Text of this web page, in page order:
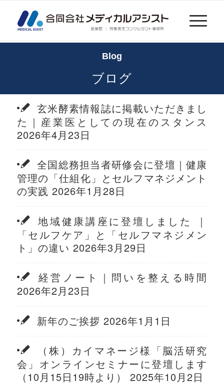
Blog
ブログ
玄米酵素情報誌に掲載いただきまし
た｜産業医としての現在のスタンス
2026年4月23日
全国総務担当者研修会に登壇｜健康
管理の「仕組化」とセルフマネジメント
の実践 2026年1月28日
地域健康講座に登壇しました ｜
「セルフケア」と「セルフマネジメン
ト」の違い 2026年3月29日
経営ノート｜問いを整える時間
2026年2月23日
新年のご挨拶 2026年1月1日
（株）カイマネージ様「脳活研究
会」オンラインセミナーに登壇します
（10月15日19時より） 2025年10月2日